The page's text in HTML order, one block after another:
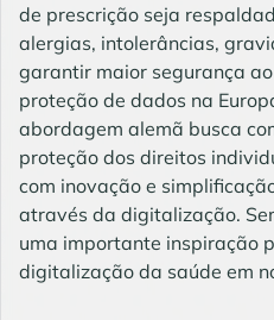
de prescrição seja
alergias, intolerâncias,
garantir maior segurança
proteção de dados na
abordagem alemã busca
proteção dos direitos
com inovação e
através da digitalização.
uma importante inspiração
digitalização da saúde em